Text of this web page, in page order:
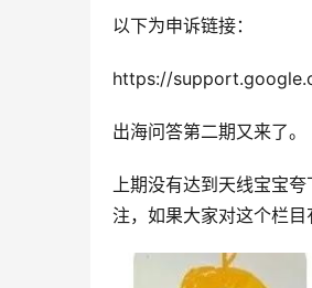
以下为申诉链接：
https://
出海问答第二期又来了。
上期没有达到天线宝宝
注，如果大家对这个栏目